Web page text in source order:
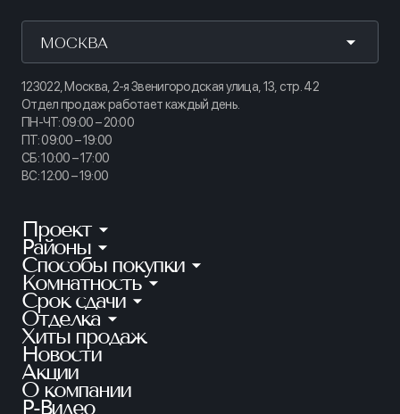
МОСКВА
123022, Москва, 2-я Звенигородская улица, 13, стр. 42
Отдел продаж работает каждый день.
ПН-ЧТ: 09:00 – 20:00
ПТ: 09:00 – 19:00
СБ: 10:00 – 17:00
ВС: 12:00 – 19:00
Проект
КИНОПАРК
ТАЙМ СКВЕР
АУРУМ
ГРАНАТ
ЛАЙНЕРЪ
БЕЛАРТ
АКАДЕМИК
Районы
Калининский
Приморский
Петроградский
Московский
Красносельский
Красногвардейский
Способы покупки
Ипотека
Рассрочка
100% оплата
Квартира в зачет
Субсидии
Материнский капитал
Комнатность
Студии
1-комнатные
2-комнатные
3-комнатные
4+ комнатные
Срок сдачи
Готовые квартиры
Ключи в этом году
2 кв. 2026
1 кв. 2027
Отделка
Без отделки
Предчистовая
Чистовая
Хиты продаж
Новости
Акции
О компании
Р-Видео